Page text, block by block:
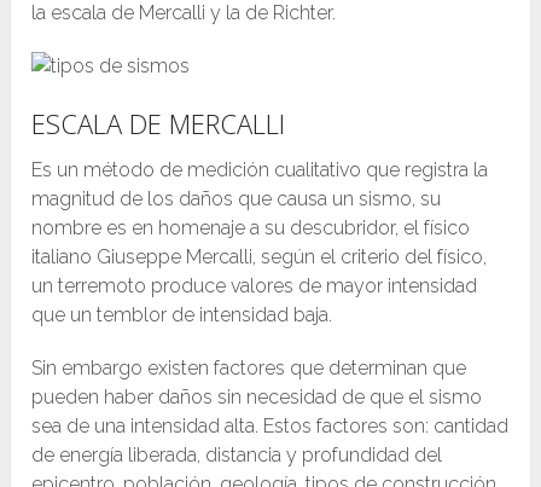
la escala de Mercalli y la de Richter.
ESCALA DE MERCALLI
Es un método de medición cualitativo que registra la
magnitud de los daños que causa un sismo, su
nombre es en homenaje a su descubridor, el físico
italiano Giuseppe Mercalli, según el criterio del físico,
un terremoto produce valores de mayor intensidad
que un temblor de intensidad baja.
Sin embargo existen factores que determinan que
pueden haber daños sin necesidad de que el sismo
sea de una intensidad alta. Estos factores son: cantidad
de energía liberada, distancia y profundidad del